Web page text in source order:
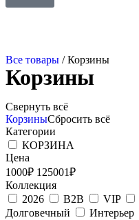
Все товары / Корзины
Корзины
Свернуть всё
КорзиныСбросить всё
Категории
КОРЗИНА
Цена
1000₽ 125001₽
Коллекция
2026
B2B VIP
Долговечный
Интерьер